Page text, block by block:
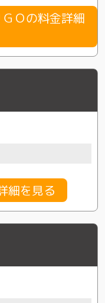
Ｏの料金詳細
細を見る